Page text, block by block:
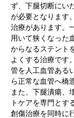
ず、下腿切断にい
が必要となります
治療があります。
用いて狭くなった
からなるステント
よくする治療です
管を人工血管ある
ら正常な血管へ橋
また、下腿潰瘍、
トケアを専門とす
創傷治療を同時に